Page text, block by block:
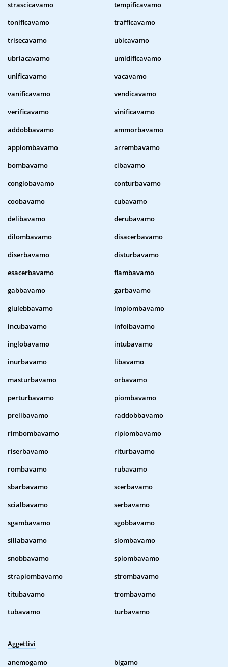
strascicavamo
tempificavamo
tonificavamo
trafficavamo
trisecavamo
ubicavamo
ubriacavamo
umidificavamo
unificavamo
vacavamo
vanificavamo
vendicavamo
verificavamo
vinificavamo
addobbavamo
ammorbavamo
appiombavamo
arrembavamo
bombavamo
cibavamo
conglobavamo
conturbavamo
coobavamo
cubavamo
delibavamo
derubavamo
dilombavamo
disacerbavamo
diserbavamo
disturbavamo
esacerbavamo
flambavamo
gabbavamo
garbavamo
giulebbavamo
impiombavamo
incubavamo
infoibavamo
inglobavamo
intubavamo
inurbavamo
libavamo
masturbavamo
orbavamo
perturbavamo
piombavamo
prelibavamo
raddobbavamo
rimbombavamo
ripiombavamo
riserbavamo
riturbavamo
rombavamo
rubavamo
sbarbavamo
scerbavamo
scialbavamo
serbavamo
sgambavamo
sgobbavamo
sillabavamo
slombavamo
snobbavamo
spiombavamo
strapiombavamo
strombavamo
titubavamo
trombavamo
tubavamo
turbavamo
Aggettivi
anemogamo
bigamo